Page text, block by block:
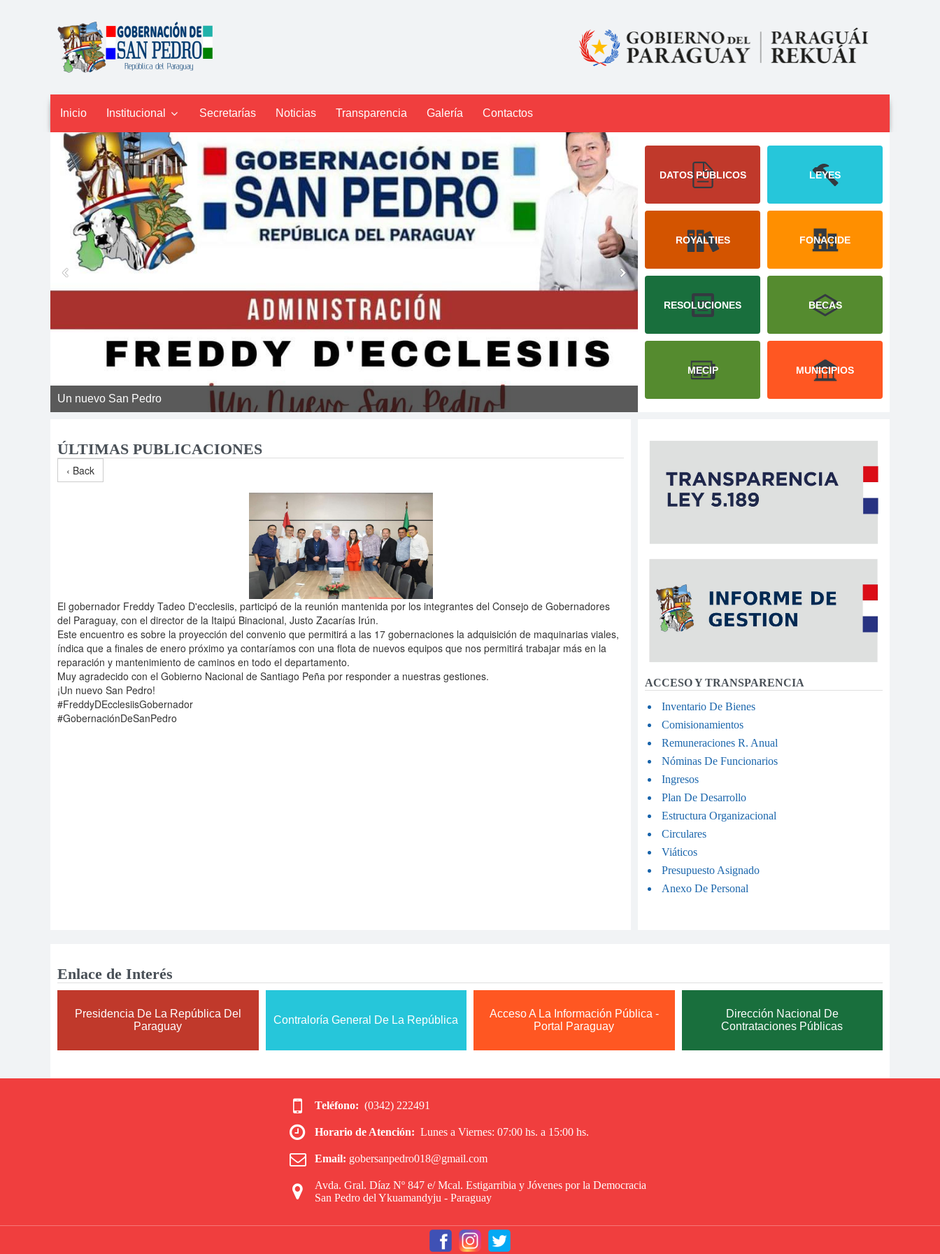
Inicio Institucional  Secretarías Noticias Transparencia Galería Contactos
Un nuevo San Pedro
DATOS PÚBLICOS
ROYALTIES
RESOLUCIONES
MECIP
LEYES
FONACIDE
BECAS
MUNICIPIOS
ÚLTIMAS PUBLICACIONES
‹ Back
El gobernador Freddy Tadeo D'ecclesiis, participó de la reunión mantenida por los integrantes del Consejo de Gobernadores
del Paraguay, con el director de la Itaipú Binacional, Justo Zacarías Irún.
Este encuentro es sobre la proyección del convenio que permitirá a las 17 gobernaciones la adquisición de maquinarias viales,
índica que a finales de enero próximo ya contaríamos con una flota de nuevos equipos que nos permitirá trabajar más en la
reparación y mantenimiento de caminos en todo el departamento.
Muy agradecido con el Gobierno Nacional de Santiago Peña por responder a nuestras gestiones.
¡Un nuevo San Pedro!
#FreddyDEcclesiisGobernador
#GobernaciónDeSanPedro
ACCESO Y TRANSPARENCIA
Inventario De Bienes
Comisionamientos
Remuneraciones R. Anual
Nóminas De Funcionarios
Ingresos
Plan De Desarrollo
Estructura Organizacional
Circulares
Viáticos
Presupuesto Asignado
Anexo De Personal
Enlace de Interés
Presidencia De La República Del
Paraguay
Contraloría General De La República
Acceso A La Información Pública -
Portal Paraguay
Dirección Nacional De
Contrataciones Públicas
 Teléfono: (0342) 222491
 Horario de Atención: Lunes a Viernes: 07:00 hs. a 15:00 hs.
 Email: gobersanpedro018@gmail.com

Avda. Gral. Díaz Nº 847 e/ Mcal. Estigarribia y Jóvenes por la Democracia
San Pedro del Ykuamandyju - Paraguay